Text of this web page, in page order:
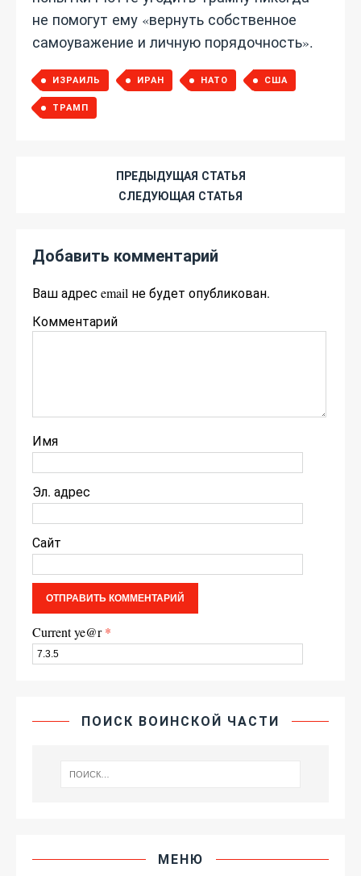
не помогут ему «вернуть собственное
самоуважение и личную порядочность».
ИЗРАИЛЬ ИРАН НАТО США
ТРАМП
ПРЕДЫДУЩАЯ СТАТЬЯ
СЛЕДУЮЩАЯ СТАТЬЯ
Добавить комментарий
Ваш адрес email не будет опубликован.
Комментарий
Имя
Эл. адрес
Сайт
Current ye@r*
ПОИСК ВОИНСКОЙ ЧАСТИ
МЕНЮ